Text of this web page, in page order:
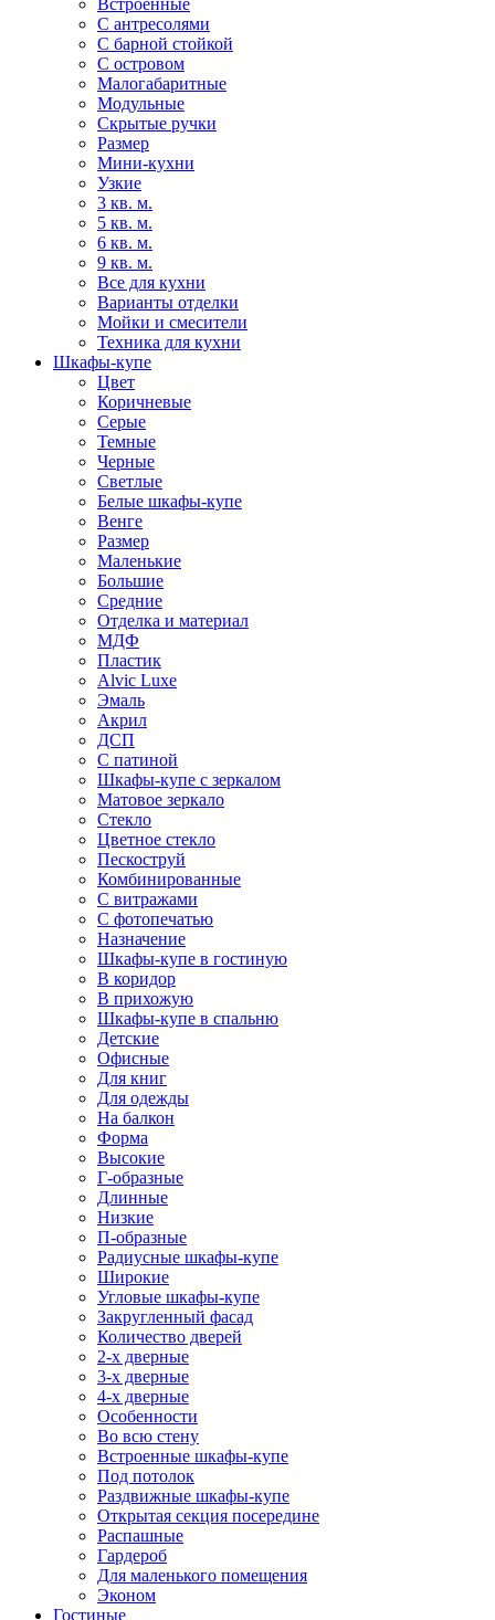
Встроенные
С антресолями
С барной стойкой
С островом
Малогабаритные
Модульные
Скрытые ручки
Размер
Мини-кухни
Узкие
3 кв. м.
5 кв. м.
6 кв. м.
9 кв. м.
Все для кухни
Варианты отделки
Мойки и смесители
Техника для кухни
Шкафы-купе
Цвет
Коричневые
Серые
Темные
Черные
Светлые
Белые шкафы-купе
Венге
Размер
Маленькие
Большие
Средние
Отделка и материал
МДФ
Пластик
Alvic Luxe
Эмаль
Акрил
ДСП
С патиной
Шкафы-купе с зеркалом
Матовое зеркало
Стекло
Цветное стекло
Пескоструй
Комбинированные
С витражами
С фотопечатью
Назначение
Шкафы-купе в гостиную
В коридор
В прихожую
Шкафы-купе в спальню
Детские
Офисные
Для книг
Для одежды
На балкон
Форма
Высокие
Г-образные
Длинные
Низкие
П-образные
Радиусные шкафы-купе
Широкие
Угловые шкафы-купе
Закругленный фасад
Количество дверей
2-х дверные
3-х дверные
4-х дверные
Особенности
Во всю стену
Встроенные шкафы-купе
Под потолок
Раздвижные шкафы-купе
Открытая секция посередине
Распашные
Гардероб
Для маленького помещения
Эконом
Гостиные